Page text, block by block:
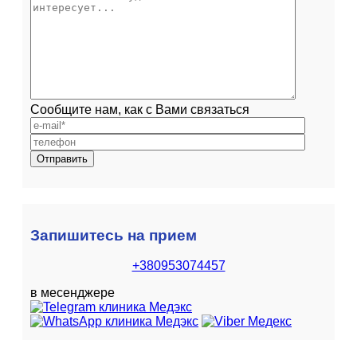
Сообщите нам, как с Вами связаться
Запишитесь на прием
+380953074457
в месенджере